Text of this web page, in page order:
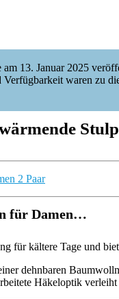
13. Januar 2025
waren zu
für Damen…
für kältere Tage und
dehnbaren
Häkeloptik